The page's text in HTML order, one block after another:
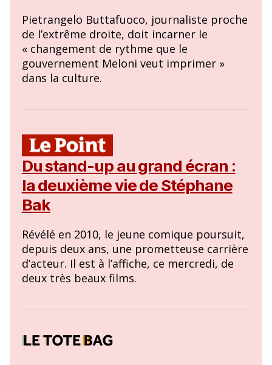
Pietrangelo Buttafuoco, journaliste proche
de l’extrême droite, doit incarner le
« changement de rythme que le
gouvernement Meloni veut imprimer »
dans la culture.
Du stand-up au grand écran :
la deuxième vie de Stéphane
Bak
Révélé en 2010, le jeune comique poursuit,
depuis deux ans, une prometteuse carrière
d’acteur. Il est à l’affiche, ce mercredi, de
deux très beaux films.